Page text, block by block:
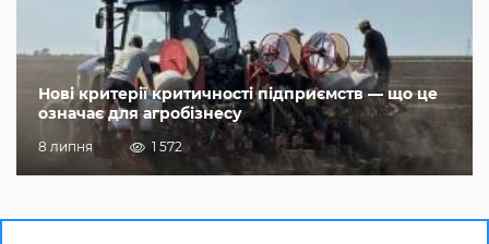
Нові критерії критичності підприємств — що це
означає для агробізнесу
8 липня 1 572